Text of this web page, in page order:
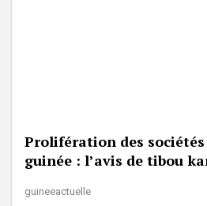
Prolifération des
guinée : l’avis de tibou
guineeactuelle